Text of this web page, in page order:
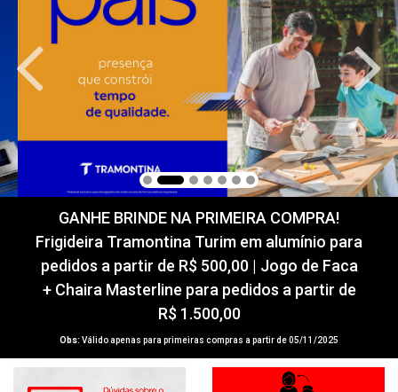
GANHE BRINDE NA PRIMEIRA COMPRA!
Frigideira Tramontina Turim em alumínio para
pedidos a partir de R$ 500,00 | Jogo de Faca
+ Chaira Masterline para pedidos a partir de
R$ 1.500,00
Obs: Válido apenas para primeiras compras a partir de 05/11/2025